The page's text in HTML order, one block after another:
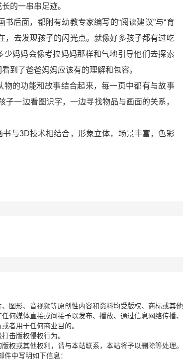
的一串串足迹。
书后面，都附有幼教专家编写的“阅读建议”与“育
，去发现孩子的闪光点。就像好多孩子都有过吃
妈妈会像考拉妈妈那样和气地引导他们去探索
到了爸爸妈妈应该有的理解和包容。
物的功能和故事结合起来，每一页中都有与故事
一边看图识字，一边寻找物品与画面的关系，
与3D技术相结合，形象立体，场景丰富，色彩
图形、音视频等原创性内容和资料均受版权、商标或其他
何媒体直接或间接予以发布、播放、通过信息网络传播、
者用于任何商业目的。
击版权侵权行为。
权或其他权利，请与本站联系，本站将予以删除等处理。
中写明如下信息：